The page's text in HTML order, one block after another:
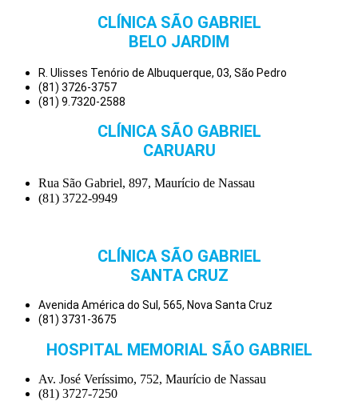
CLÍNICA SÃO GABRIEL
BELO JARDIM
R. Ulisses Tenório de Albuquerque, 03, São Pedro
(81) 3726-3757
(81) 9.7320-2588
CLÍNICA SÃO GABRIEL
CARUARU
Rua São Gabriel, 897, Maurício de Nassau
(81) 3722-9949
CLÍNICA SÃO GABRIEL
SANTA CRUZ
Avenida América do Sul, 565, Nova Santa Cruz
(81) 3731-3675
HOSPITAL MEMORIAL SÃO GABRIEL
Av. José Veríssimo, 752, Maurício de Nassau
(81) 3727-7250